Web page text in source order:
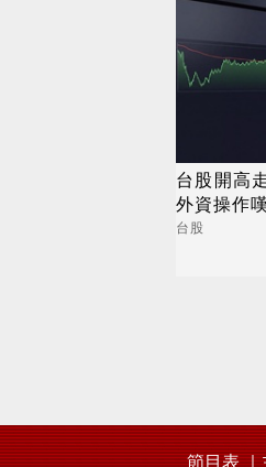
台股開高
外資操作
台股
節目表